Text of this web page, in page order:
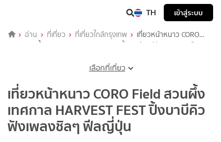
TH เข้าสู่ระบบ
อ่าน ที่เที่ยว ที่เที่ยวใกล้กรุงเทพ
เที่ยวหน้าหนาว CORO
Field สวนผึ้ง เทศกาล HARVEST FEST ปิ้งบาบีคิว ฟังเพลงชิลๆ ฟีล
เลือกที่เที่ยว
เที่ยวหน้าหนาว CORO Field สวนผึ้ง
เทศกาล HARVEST FEST ปิ้งบาบีคิว
ฟังเพลงชิลๆ ฟีลญี่ปุ่น